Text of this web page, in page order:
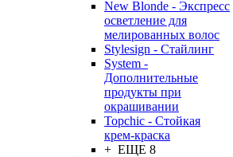
New Blonde - Экспресс
осветление для
мелированных волос
Stylesign - Стайлинг
System -
Дополнительные
продукты при
окрашивании
Topchic - Стойкая
крем-краска
+ ЕЩЕ 8